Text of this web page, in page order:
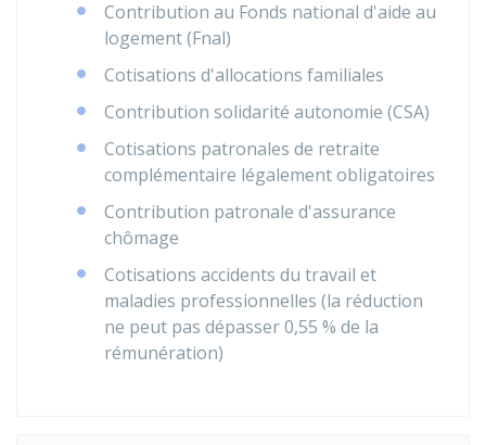
Contribution au Fonds national d'aide au
logement (Fnal)
Cotisations d'allocations familiales
Contribution solidarité autonomie (CSA)
Cotisations patronales de retraite
complémentaire légalement obligatoires
Contribution patronale d'assurance
chômage
Cotisations accidents du travail et
maladies professionnelles (la réduction
ne peut pas dépasser0,55 % de la
rémunération)